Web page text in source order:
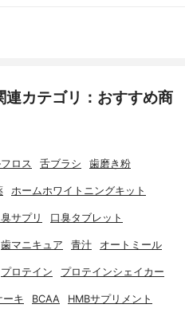
カテゴリ：おすすめ商
ロス 舌ブラシ 歯磨き粉
ホームホワイトニングキット
サプリ 口臭タブレット
歯マニキュア 青汁 オートミール
プロテイン プロテインシェイカー
ーキ BCAA HMBサプリメント